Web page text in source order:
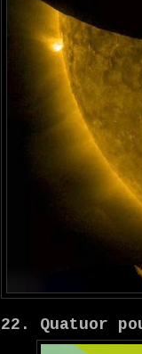
22. Quatuor